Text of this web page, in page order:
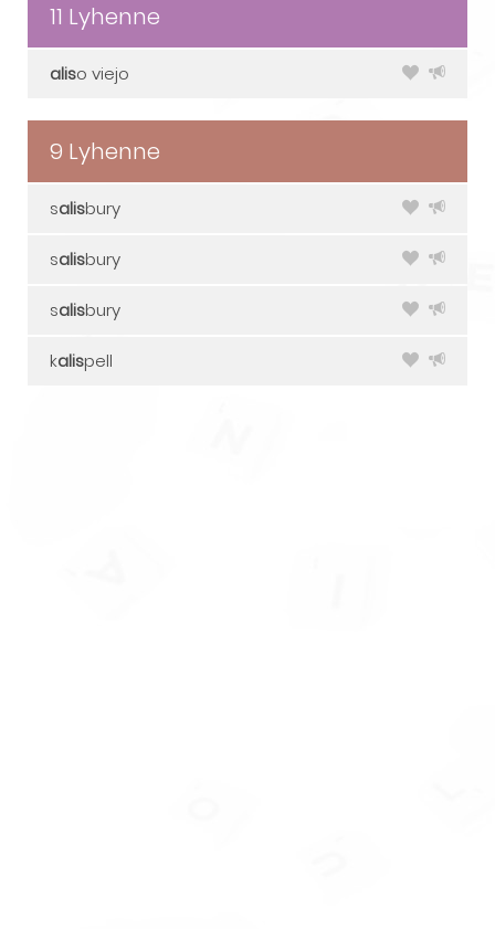
11 Lyhenne
aliso viejo
9 Lyhenne
salisbury
salisbury
salisbury
kalispell